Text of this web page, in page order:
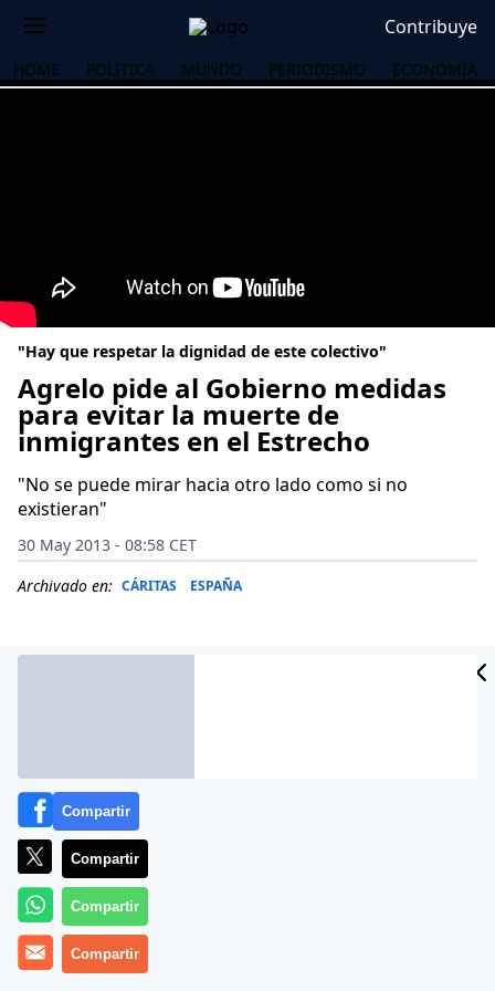
Contribuye
HOME POLÍTICA MUNDO PERIODISMO ECONOMÍA
"Hay que respetar la dignidad de este colectivo"
Agrelo pide al Gobierno medidas
para evitar la muerte de
inmigrantes en el Estrecho
"No se puede mirar hacia otro lado como si no
existieran"
30 May 2013 - 08:58 CET
Archivado en: CÁRITAS ESPAÑA
El arzobispo de Tánger (Marruecos),
ha solicitado hoy a las autoridades que adopten
Compartir
Compartir
Compartir
Compartir